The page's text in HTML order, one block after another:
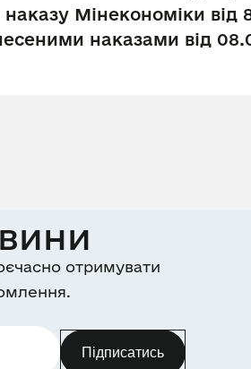
Мінекономіки від
наказами від
отримувати
Підписатись